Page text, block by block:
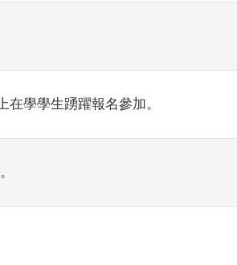
學學生踴躍報名參加。